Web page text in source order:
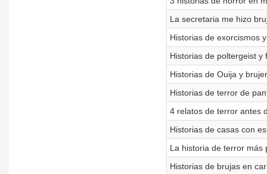
La secretaria me hizo
Historias de exorcismos
Historias de poltergeist y
Historias de Ouija y
Historias de terror de
4 relatos de terror antes
Historias de casas con
La historia de terror más
Historias de brujas en